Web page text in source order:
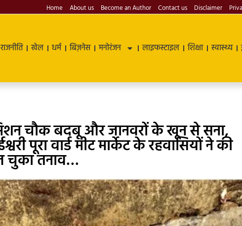
Home About us Become an Author Contact us Disclaimer
राजनीति खेल धर्म बिज़नेस मनोरंजन लाइफस्टाइल शिक्षा स्वास्थ्य
चौक बदबू और जानवरों के खून से सना,
पूरा वार्ड मीट मार्केट के रहवासियों ने की
चुका तनाव…